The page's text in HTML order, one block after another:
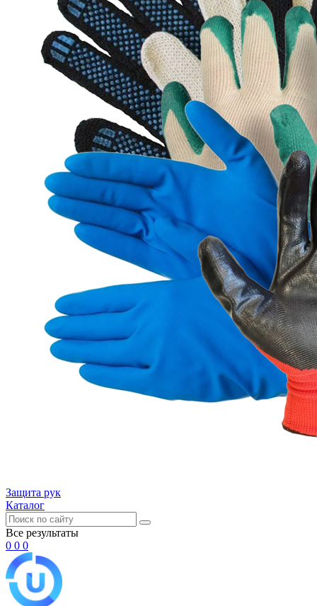
Защита рук
Каталог
Все результаты
0 0 0